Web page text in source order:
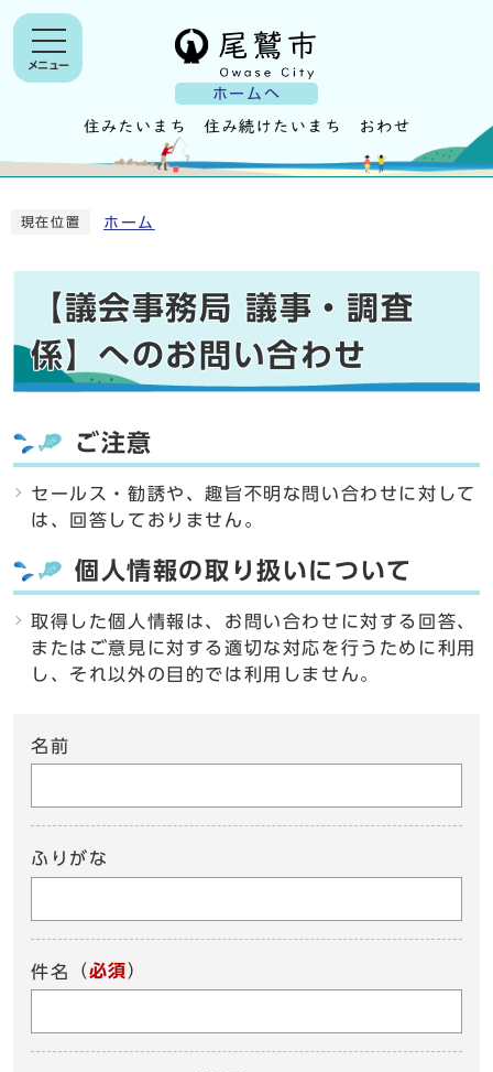
ホームへ
メニュー
現在位置 ホーム
【議会事務局 議事・調査
係】へのお問い合わせ
ご注意
セールス・勧誘や、趣旨不明な問い合わせに対して
は、回答しておりません。
個人情報の取り扱いについて
取得した個人情報は、お問い合わせに対する回答、
またはご意見に対する適切な対応を行うために利用
し、それ以外の目的では利用しません。
名前
ふりがな
件名 （必須）